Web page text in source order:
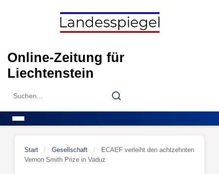
Online-Zeitung für
Liechtenstein
Search
Search
Start / Gesellschaft /
ECAEF verleiht den achtzehnten
Vernon Smith Prize in Vaduz